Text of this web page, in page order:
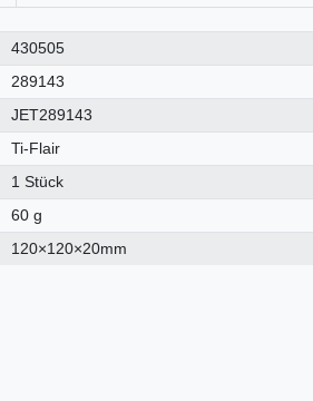
430505
289143
JET289143
Ti-Flair
1 Stück
60 g
120×120×20mm